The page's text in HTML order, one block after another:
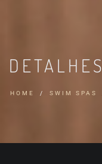
DETALHES
HOME SWIM SPAS